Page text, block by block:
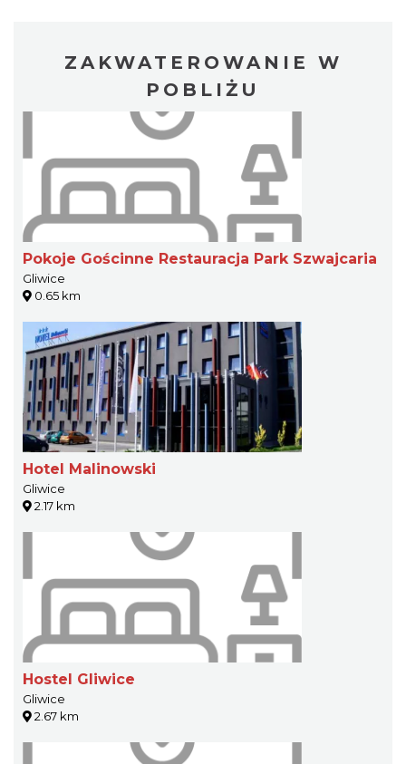
ZAKWATEROWANIE W
POBLIŻU
Pokoje Gościnne Restauracja Park Szwajcaria
Gliwice
0.65 km
Hotel Malinowski
Gliwice
2.17 km
Hostel Gliwice
Gliwice
2.67 km